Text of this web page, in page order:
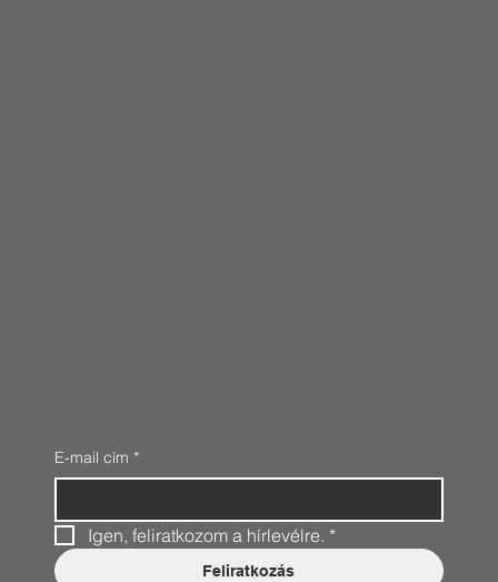
E-mail cím *
Igen, feliratkozom a hírlevélre. *
Feliratkozás